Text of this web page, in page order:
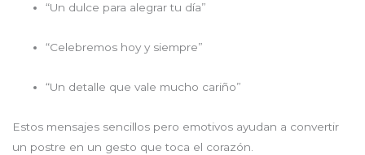
“Un dulce para alegrar tu día”
“Celebremos hoy y siempre”
“Un detalle que vale mucho cariño”
Estos mensajes sencillos pero emotivos ayudan a convertir
un postre en un gesto que toca el corazón.